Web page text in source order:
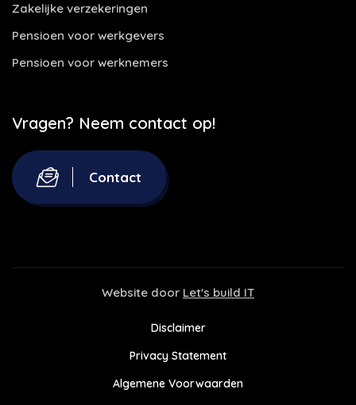
Zakelijke verzekeringen
Pensioen voor werkgevers
Pensioen voor werknemers
Vragen? Neem contact op!
Contact
Website door Let's build IT
Disclaimer
Privacy Statement
Algemene Voorwaarden